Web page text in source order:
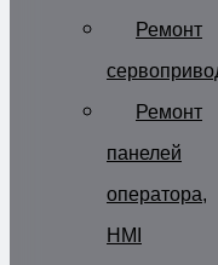
Ремонт
Ремонт
панелей
оператора,
HMI